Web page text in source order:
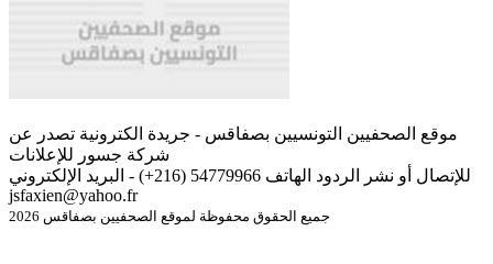
موقع الصحفيين التونسيين بصفاقس - جريدة الكترونية تصدر عن
شركة جسور للإعلانات
للإتصال أو نشر الردود الهاتف 54779966 (216+) - البريد الإلكتروني
jsfaxien@yahoo.fr
جميع الحقوق محفوظة لموقع الصحفيين بصفاقس 2026